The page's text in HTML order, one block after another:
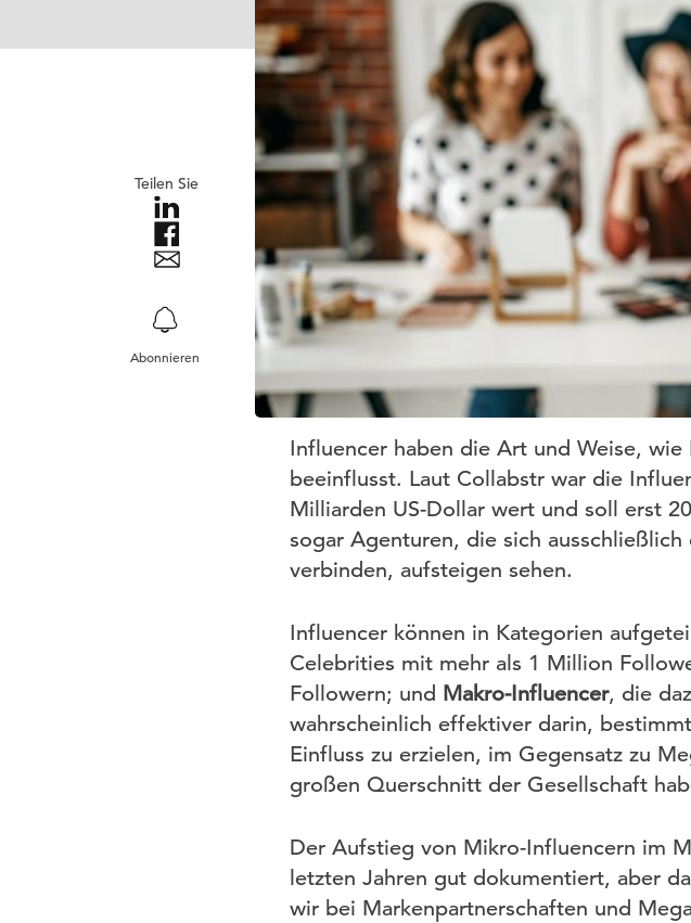
Teilen Sie
Abonnieren
Influencer haben die Art und Weise,
beeinflusst. Laut Collabstr war die
Milliarden US-Dollar wert und soll erst
sogar Agenturen, die sich
verbinden, aufsteigen sehen.
Influencer können in Kategorien
Celebrities mit mehr als 1 Million
Followern; und Makro-Influencer, die
wahrscheinlich effektiver darin,
Einfluss zu erzielen, im Gegensatz zu
großen Querschnitt der Gesellschaft
Der Aufstieg von Mikro-Influencern im
letzten Jahren gut dokumentiert, aber
wir bei Markenpartnerschaften und